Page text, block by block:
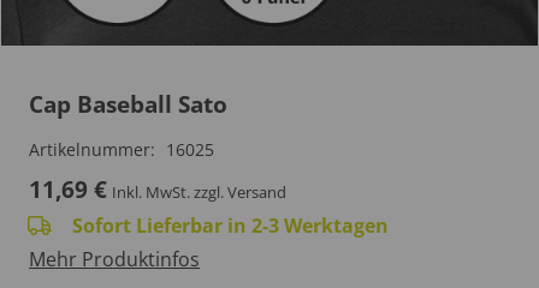
Cap Baseball Sato
Artikelnummer: 16025
11,69 € Inkl. MwSt.zzgl. Versand
Sofort Lieferbar in 2-3 Werktagen
Mehr Produktinfos